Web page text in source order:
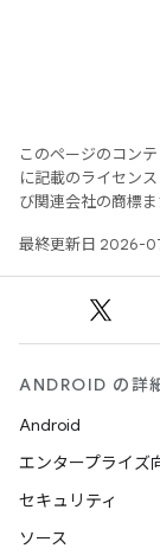
このページのコン
に記載のライセン
び関連会社の商標ま
最終更新日 2026-
ANDROID の詳
Android
エンタープライズ
セキュリティ
ソース